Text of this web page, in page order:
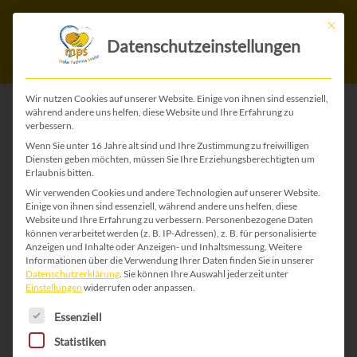
Im Jahr 2011 habe ich mit der
Vimizim- Therapie in Mainz
begonnen. Es war für mich und
für meine Familie ein schwieriges
Jahr. Mein Papa hat seinen
gesamten Urlaub aufgebraucht,
damit er jeden Freitag mit mir
Mit
Datenschutzeinstellungen
Wir nutzen Cookies auf unserer Website. Einige von ihnen sind essenziell,
während andere uns helfen, diese Website und Ihre Erfahrung zu
verbessern.
Wenn Sie unter 16 Jahre alt sind und Ihre Zustimmung zu freiwilligen
Diensten geben möchten, müssen Sie Ihre Erziehungsberechtigten um
Erlaubnis bitten.
Wir verwenden Cookies und andere Technologien auf unserer Website.
Einige von ihnen sind essenziell, während andere uns helfen, diese
Website und Ihre Erfahrung zu verbessern. Personenbezogene Daten
können verarbeitet werden (z. B. IP-Adressen), z. B. für personalisierte
Anzeigen und Inhalte oder Anzeigen- und Inhaltsmessung. Weitere
Informationen über die Verwendung Ihrer Daten finden Sie in unserer
Datenschutzerklärung. Sie können Ihre Auswahl jederzeit unter
Einstellungen widerrufen oder anpassen.
Es folgt eine Liste der Service-Gruppen, für die
Essenziell
Statistiken